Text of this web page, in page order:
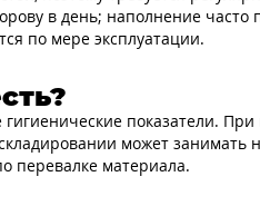
в день; наполнение
по мере эксплуатации.
показатели.
может занимать
перевалке материала.